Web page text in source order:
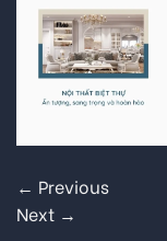
← Previous
Next →